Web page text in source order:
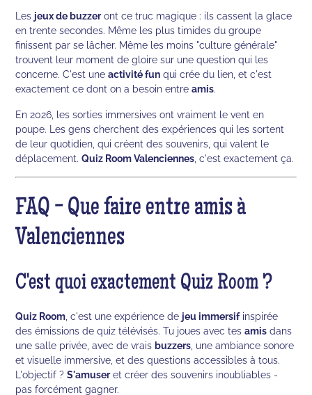
Les jeux de buzzeront ce truc magique : ils cassent la glace
en trente secondes. Même les plus timides du groupe
finissent par se lâcher. Même les moins "culture générale"
trouvent leur moment de gloire sur une question qui les
concerne. C'est uneactivité fun qui crée du lien, et c'est
exactement ce dont on a besoin entreamis.
En 2026, les sorties immersives ont vraiment le vent en
poupe. Les gens cherchent des expériences qui les sortent
de leur quotidien, qui créent des souvenirs, qui valent le
déplacement.Quiz Room Valenciennes , c'est exactement ça.
FAQ - Que faire entre amis à
Valenciennes
C'est quoi exactement Quiz Room ?
Quiz Room , c'est une expérience de jeu immersifinspirée
des émissions de quiz télévisés. Tu joues avec tesamis dans
une salle privée, avec de vraisbuzzers , une ambiance sonore
et visuelle immersive, et des questions accessibles à tous.
L'objectif ?S'amuseret créer des souvenirs inoubliables -
pas forcément gagner.